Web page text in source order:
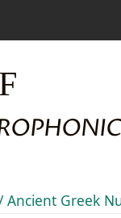
Ancient Greek